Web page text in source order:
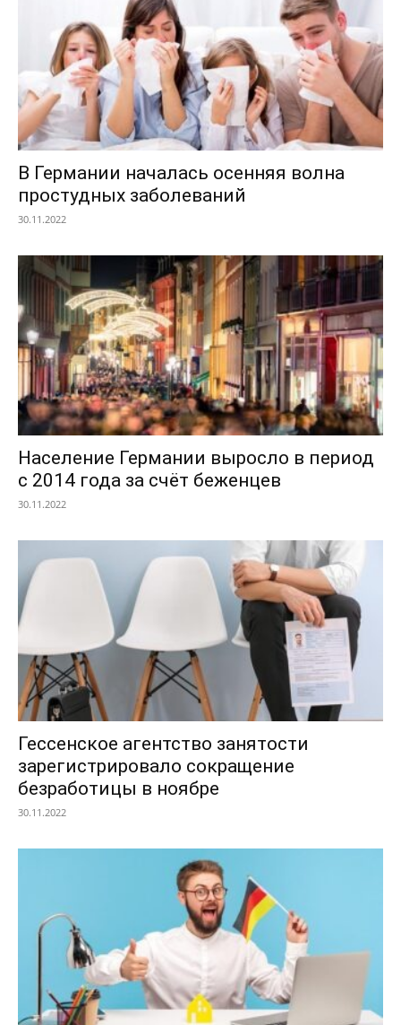
В Германии началась осенняя волна
простудных заболеваний
30.11.2022
Население Германии выросло в период
с 2014 года за счёт беженцев
30.11.2022
Гессенское агентство занятости
зарегистрировало сокращение
безработицы в ноябре
30.11.2022